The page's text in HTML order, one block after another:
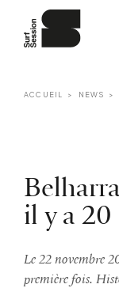
ACCUEIL NEWS
il y a 20
Le 22 novembre
première fois.